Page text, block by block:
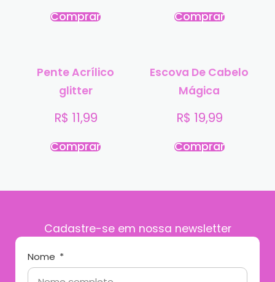
Comprar Comprar
Pente Acrílico
glitter
R$ 11,99
Comprar
Escova De Cabelo
Mágica
R$ 19,99
Comprar
Cadastre-se em nossa newsletter
Nome